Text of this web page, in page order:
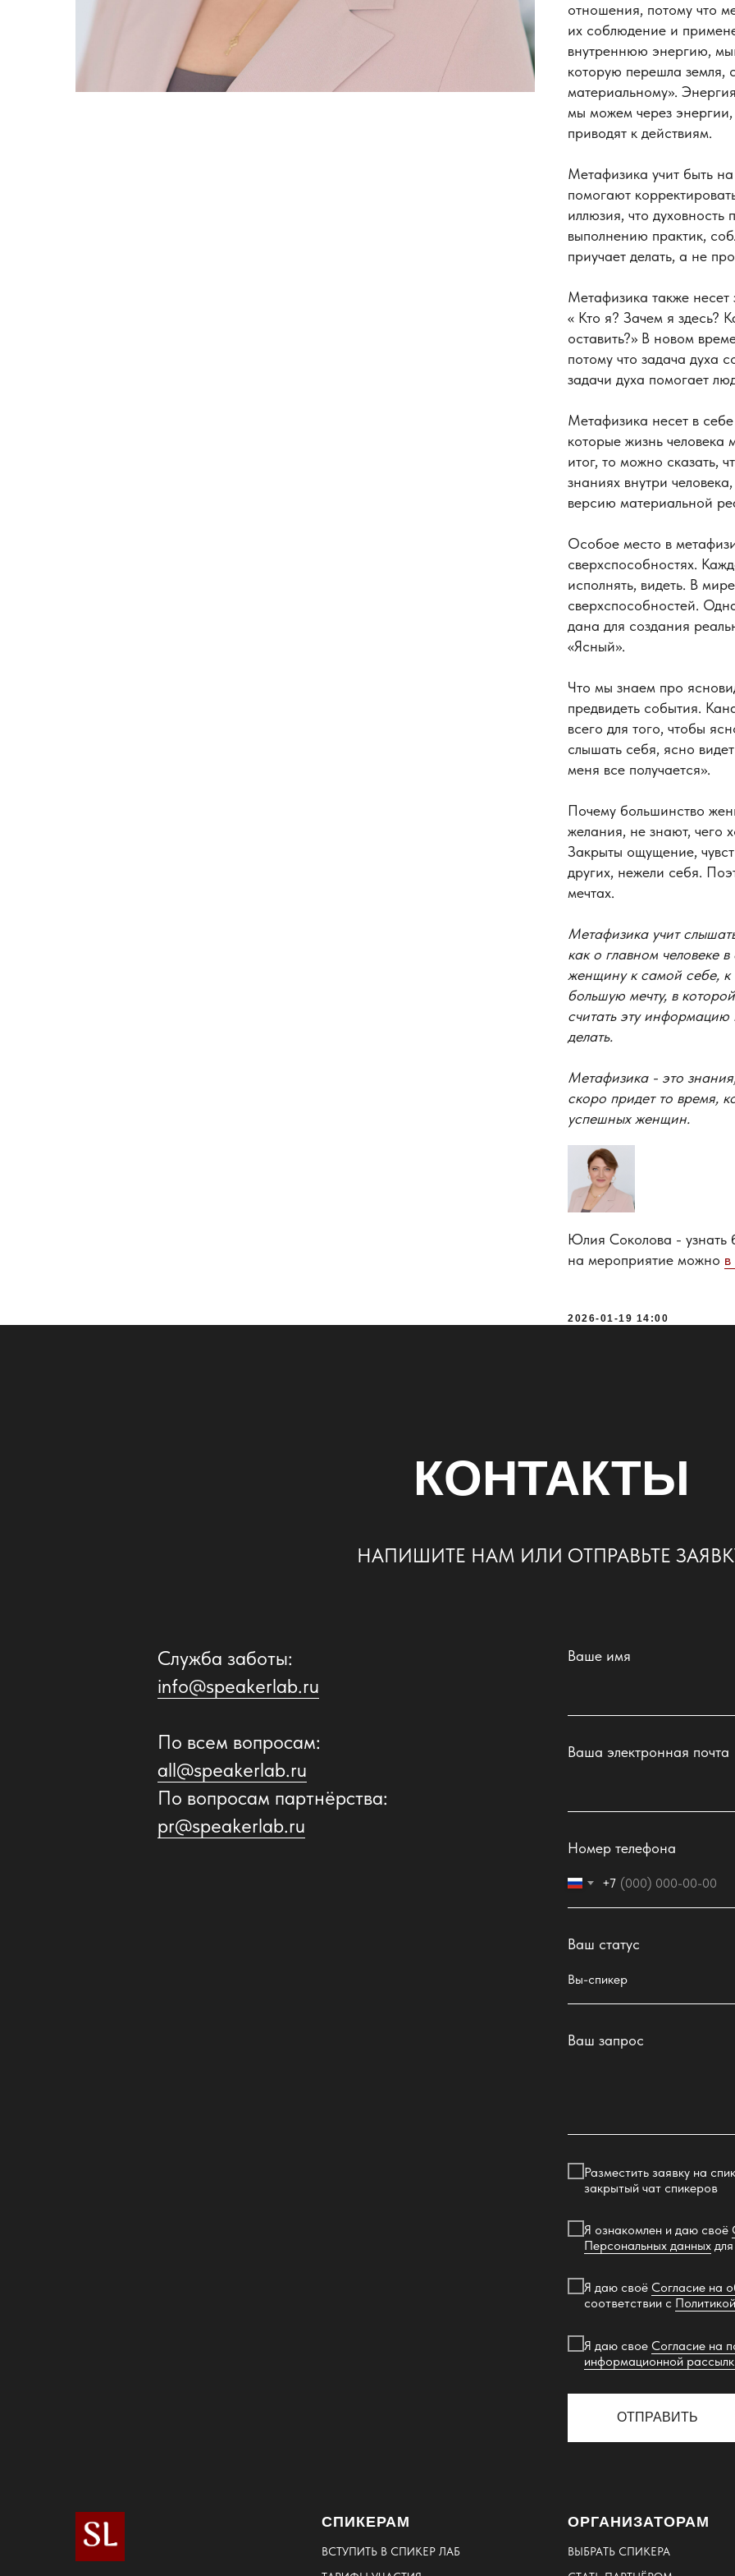
отношения, потому что
их соблюдение и
внутреннюю энергию,
которую перешла земля,
материальному».
мы можем через
приводят к действиям.
Метафизика учит быть
помогают
иллюзия, что
выполнению практик,
приучает делать, а не
Метафизика также
« Кто я? Зачем я здесь?
оставить?» В новом
потому что задача духа
задачи духа помогает
Метафизика несет в
которые жизнь человека
итог, то можно сказать,
знаниях внутри
версию материальной
Особое место в
сверхспособностях.
исполнять, видеть. В
сверхспособностей.
дана для создания
«Ясный».
Что мы знаем про
предвидеть события.
всего для того, чтобы
слышать себя, ясно
меня все получается».
Почему большинство
желания, не знают, чего
Закрыты ощущение,
других, нежели себя.
мечтах.
Метафизика учит
как о главном человеке
женщину к самой себе, к
большую мечту, в
считать эту информацию
делать.
Метафизика - это
скоро придет то время,
успешных женщин.
Юлия Соколова - узнать
на мероприятие можно
2026-01-19 14:00
КОНТАКТЫ
НАПИШИТЕ НАМ ИЛИ ОТПРАВЬТЕ
Служба заботы:
info@speakerlab.ru
По всем вопросам:
all@speakerlab.ru
По вопросам партнёрства:
pr@speakerlab.ru
Ваше имя
Ваша электронная почта
Номер телефона
+7
Ваш статус
Ваш запрос
Разместить заявку на
закрытый чат спикеров
Я ознакомлен и даю своё
Персональных данных
Я даю своё Согласие на
соответствии с
Я даю свое Согласие на
информационной
ОТПРАВИТЬ
СПИКЕРАМ
ВСТУПИТЬ В СПИКЕР ЛАБ
ОРГАНИЗАТОРАМ
ВЫБРАТЬ СПИКЕРА